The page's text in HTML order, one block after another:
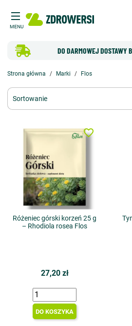
MENU
DO DARMOWEJ DOSTAWY
Strona główna Marki Flos
Sortowanie
Różeniec górski korzeń 25 g
– Rhodiola rosea Flos
27,20 zł
DO KOSZYKA
favorite_border